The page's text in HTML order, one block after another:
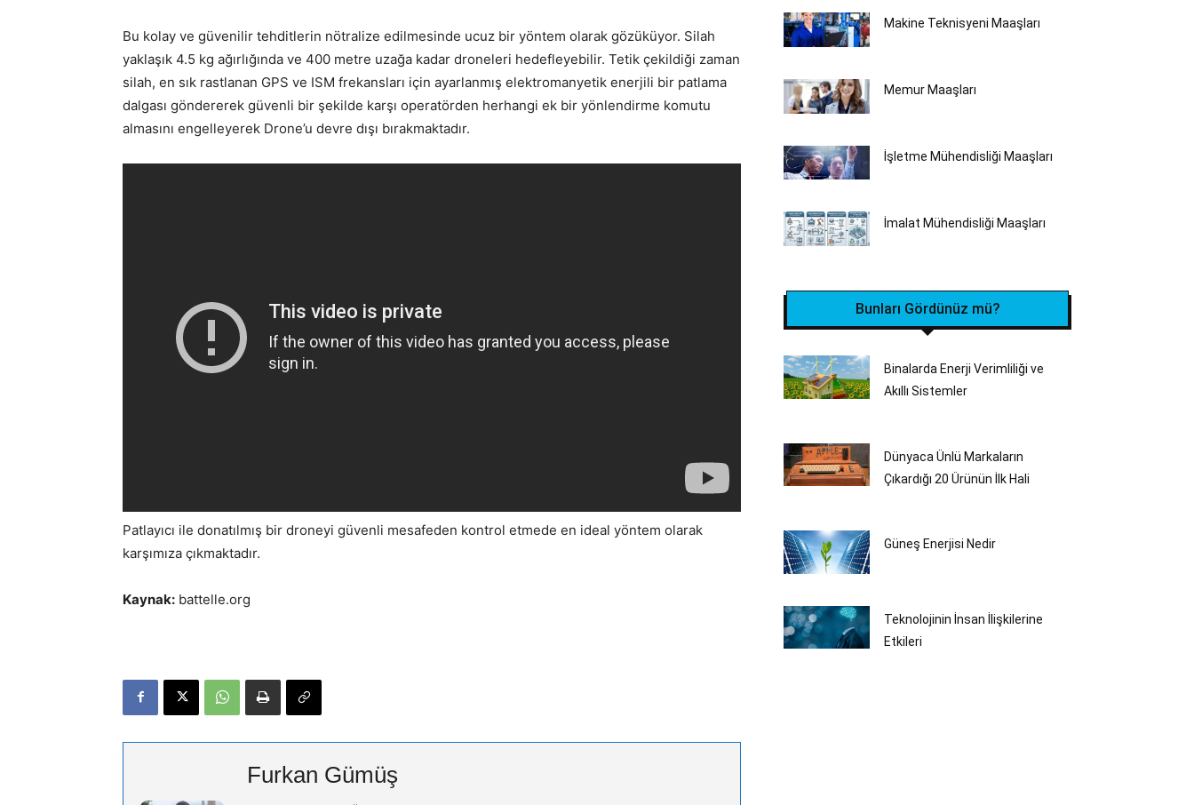
Bu kolay ve güvenilir tehditlerin nötralize edilmesinde ucuz bir yöntem olarak gözüküyor. Silah
yaklaşık 4.5 kg ağırlığında ve 400 metre uzağa kadar droneleri hedefleyebilir. Tetik çekildiği zaman
silah, en sık rastlanan GPS ve ISM frekansları için ayarlanmış elektromanyetik enerjili bir patlama
dalgası göndererek güvenli bir şekilde karşı operatörden herhangi ek bir yönlendirme komutu
almasını engelleyerek Drone’u devre dışı bırakmaktadır.
Patlayıcı ile donatılmış bir droneyi güvenli mesafeden kontrol etmede en ideal yöntem olarak
karşımıza çıkmaktadır.
Kaynak: battelle.org
Furkan Gümüş
Makine Teknisyeni Maaşları
Memur Maaşları
İşletme Mühendisliği Maaşları
İmalat Mühendisliği Maaşları
Bunları Gördünüz mü?
Binalarda Enerji Verimliliği ve
Akıllı Sistemler
Dünyaca Ünlü Markaların
Çıkardığı 20 Ürünün İlk Hali
Güneş Enerjisi Nedir
Teknolojinin İnsan İlişkilerine
Etkileri